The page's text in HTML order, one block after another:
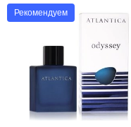
Рекомендуем